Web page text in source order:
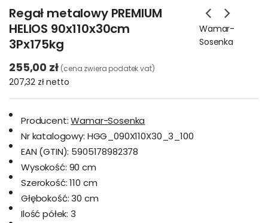
Regał metalowy PREMIUM
HELIOS 90x110x30cm
3Px175kg
Wamar-
Sosenka
255,00 zł (cena zwiera podatek vat)
207,32 złnetto
Producent: Wamar-Sosenka
Nr katalogowy: HGG_090X110X30_3_100
EAN (GTIN): 5905178982378
Wysokość: 90 cm
Szerokość: 110 cm
Głębokość: 30 cm
Ilość półek: 3